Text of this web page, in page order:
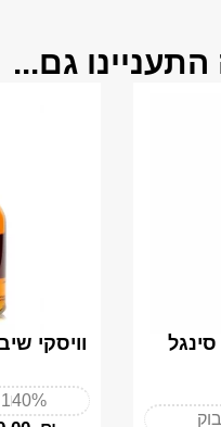
גם...
שנים סינגל
וויסקי
40%1 ליטר מ"ל